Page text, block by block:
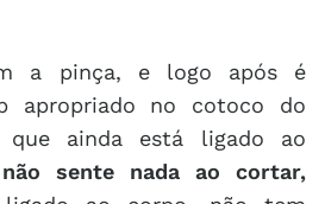
a pinça, e logo após é
apropriado no cotoco do
que ainda está ligado ao
sente nada ao cortar,